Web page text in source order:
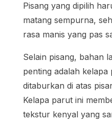
Pisang yang dipilih
matang sempurna,
rasa manis yang pas
Selain pisang, bahan
penting adalah kelapa
ditaburkan di atas
Kelapa parut ini
tekstur kenyal yang